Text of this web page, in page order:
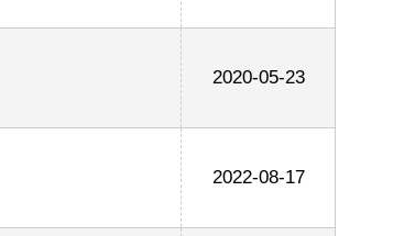
2020-05-23
2022-08-17